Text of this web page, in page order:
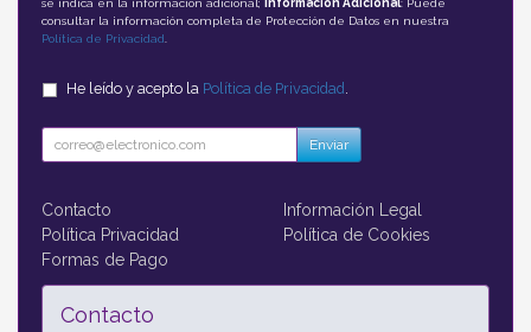
consultar la información completa de Protección de Datos en nuestra
Política de Privacidad
He leído y acepto la Política de Privacidad
Enviar
Contacto
Información Legal
Política Privacidad
Política de Cookies
Formas de Pago
Contacto